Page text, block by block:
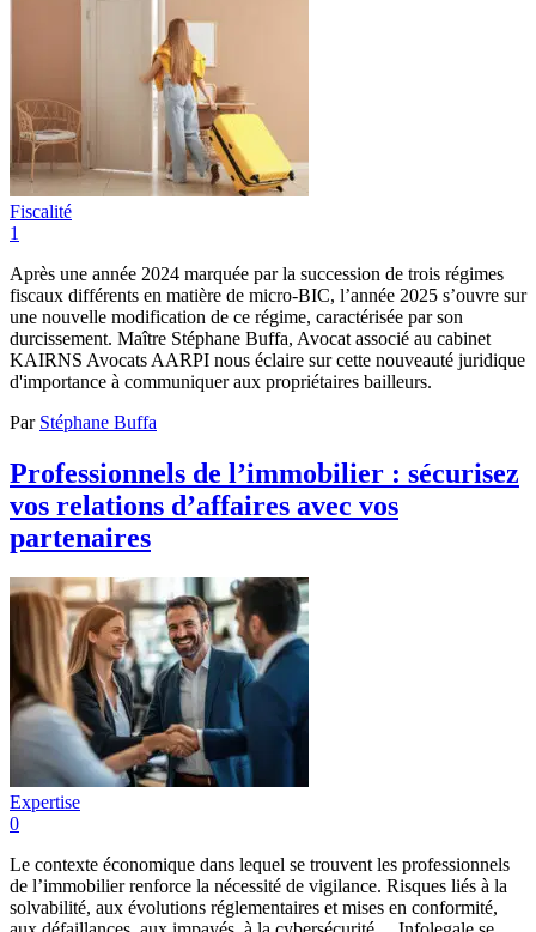
Fiscalité
1
Après une année 2024 marquée par la succession de trois régimes
fiscaux différents en matière de micro-BIC, l’année 2025 s’ouvre sur
une nouvelle modification de ce régime, caractérisée par son
durcissement. Maître Stéphane Buffa, Avocat associé au cabinet
KAIRNS Avocats AARPI nous éclaire sur cette nouveauté juridique
d'importance à communiquer aux propriétaires bailleurs.
Par Stéphane Buffa
Professionnels de l’immobilier : sécurisez
vos relations d’affaires avec vos
partenaires
Expertise
0
Le contexte économique dans lequel se trouvent les professionnels
de l’immobilier renforce la nécessité de vigilance. Risques liés à la
solvabilité, aux évolutions réglementaires et mises en conformité,